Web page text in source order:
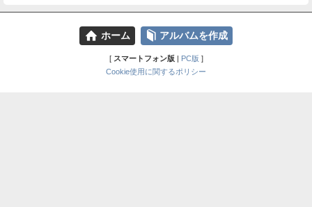
⌂ ホーム 📕 アルバムを作成
[ スマートフォン版| PC版 ]
Cookie使用に関するポリシー